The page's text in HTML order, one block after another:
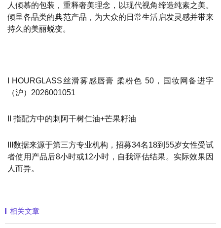
人倾慕的包装，重释奢美理念，以现代视角缔造纯素之美。
倾呈各品类的典范产品，为大众的日常生活启发灵感并带来
持久的美丽蜕变。
I HOURGLASS丝滑雾感唇膏 柔粉色 50，国妆网备进字
（沪）2026001051
II 指配方中的刺阿干树仁油+芒果籽油
III数据来源于第三方专业机构，招募34名18到55岁女性受试
者使用产品后8小时或12小时，自我评估结果。实际效果因
人而异。
相关文章